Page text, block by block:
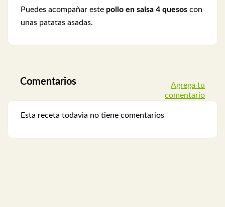
Puedes acompañar este pollo en salsa 4 quesos con
unas patatas asadas.
Comentarios
Agrega tu
comentario
Esta receta todavia no tiene comentarios